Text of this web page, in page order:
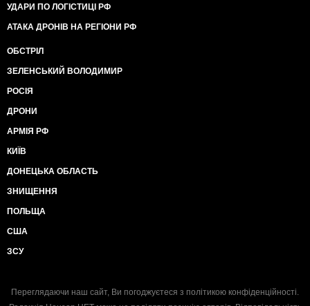
УДАРИ ПО ЛОГІСТИЦІ РФ
АТАКА ДРОНІВ НА РЕГІОНИ РФ
ОБСТРІЛ
ЗЕЛЕНСЬКИЙ ВОЛОДИМИР
РОСІЯ
ДРОНИ
АРМІЯ РФ
КИЇВ
ДОНЕЦЬКА ОБЛАСТЬ
ЗНИЩЕННЯ
ПОЛЬЩА
США
ЗСУ
Переглядаючи наш сайт, Ви погоджуєтеся з політикою конфіденційності.